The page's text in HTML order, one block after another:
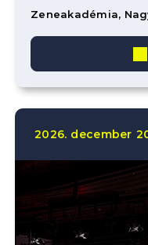
Zeneakadémia,
2026. december